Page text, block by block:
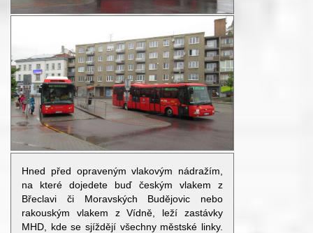
Hned před opraveným vlakovým nádražím,
na které dojedete buď českým vlakem z
Břeclavi či Moravských Budějovic nebo
rakouským vlakem z Vídně, leží zastávky
MHD, kde se sjíždějí všechny městské linky.